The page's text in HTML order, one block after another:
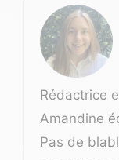
Rédactrice
Amandine
Pas de